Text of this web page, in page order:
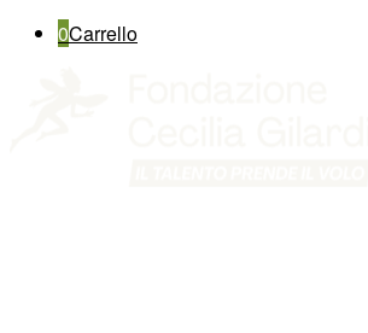
0Carrello